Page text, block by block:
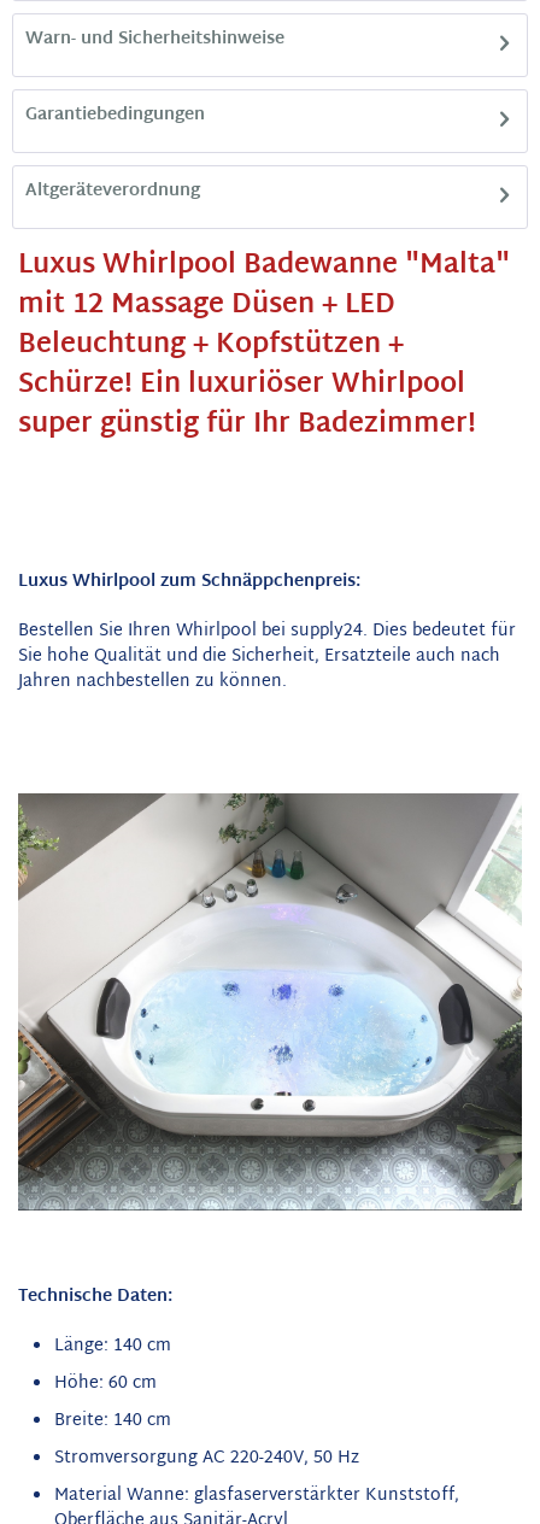
Luxus Whirlpool Badewanne "Malta"
mit 12 Massage Düsen + LED
Beleuchtung + Kopfstützen +
Schürze! Ein luxuriöser Whirlpool
super günstig für Ihr Badezimmer!
Luxus Whirlpool zum Schnäppchenpreis:
Bestellen Sie Ihren Whirlpool bei supply24. Dies bedeutet für
Sie hohe Qualität und die Sicherheit, Ersatzteile auch nach
Jahren nachbestellen zu können.
Technische Daten:
Länge: 140 cm
Höhe: 60 cm
Breite: 140 cm
Stromversorgung AC 220-240V, 50 Hz
Material Wanne: glasfaserverstärkter Kunststoff,
Altgeräteverordnung
Garantiebedingungen
Warn- und Sicherheitshinweise